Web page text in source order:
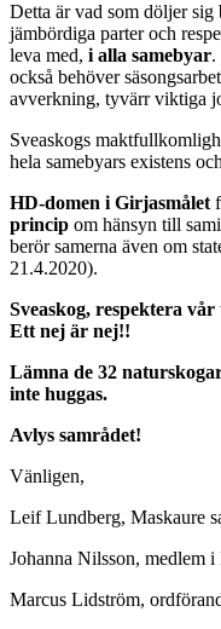
Detta är vad som döljer
jämbördiga parter och
leva med, i alla samebyar.
också behöver
avverkning, tyvärr viktiga
Sveaskogs
hela samebyars existens
HD-domen i Girjasmålet
princip om hänsyn till
berör samerna även om
21.4.2020).
Sveaskog, respektera
Ett nej är nej!!
Lämna de 32
inte huggas.
Avlys samrådet!
Vänligen,
Leif Lundberg, Maskaure
Johanna Nilsson, medlem
Marcus Lidström,